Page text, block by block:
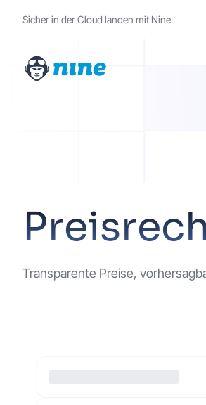
Sicher in der Cloud landen mit Nine
Transparente Preise,